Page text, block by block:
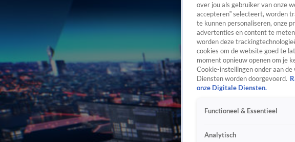
over jou als gebruiker van onze
accepteren” selecteert, worden
te kunnen personaliseren, onze
advertenties en content te
worden deze
cookies om de website goed te
moment opnieuw openen om je
Cookie-instellingen onder aan
Diensten worden doorgevoerd.
onze Digitale Diensten.
Functioneel & Essentieel
Analytisch